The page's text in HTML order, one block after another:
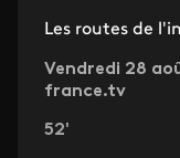
Les routes de
Vendredi 28
france.tv
52'